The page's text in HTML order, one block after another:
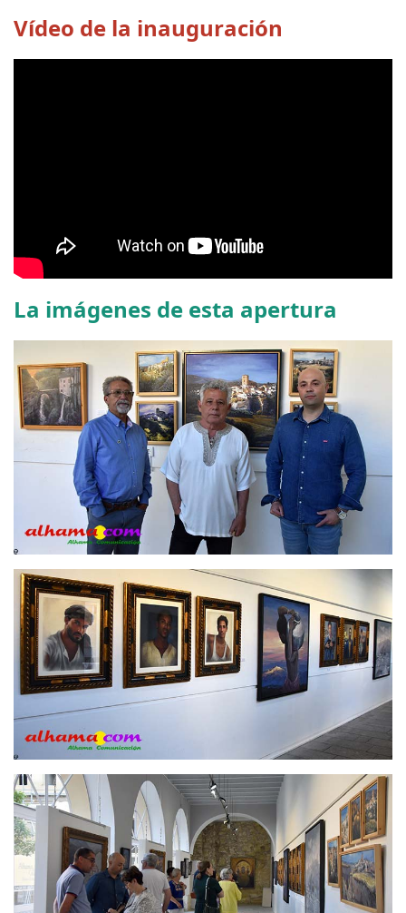
Vídeo de la inauguración
La imágenes de esta apertura